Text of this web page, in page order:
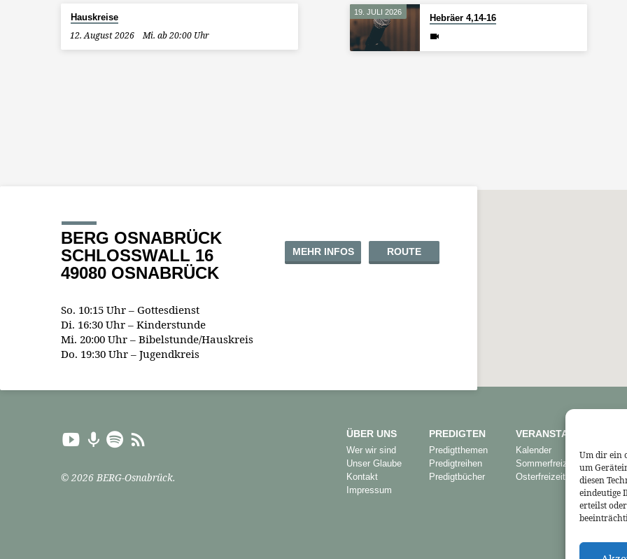
Um dir ein
um
diesen
eindeutige
erteilst
Hauskreise
12. August 2026 Mi. ab 20:00 Uhr
19. JULI 2026
Hebräer 4,14-16
BERG OSNABRÜCK
SCHLOSSWALL 16
49080 OSNABRÜCK
MEHR INFOS ROUTE
So. 10:15 Uhr – Gottesdienst
Di. 16:30 Uhr – Kinderstunde
Mi. 20:00 Uhr – Bibelstunde/Hauskreis
Do. 19:30 Uhr – Jugendkreis
© 2026 BERG-Osnabrück.
ÜBER UNS
Wer wir sind
Unser Glaube
Kontakt
Impressum
PREDIGTEN
Predigtthemen
Predigtreihen
Predigtbücher
VERANSTALTUNGEN
Kalender
Sommerfreizeit
Osterfreizeit